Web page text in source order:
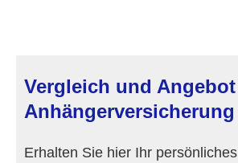
Vergleich und Angebot
Anhängerversicherung
Erhalten Sie hier Ihr persönliches